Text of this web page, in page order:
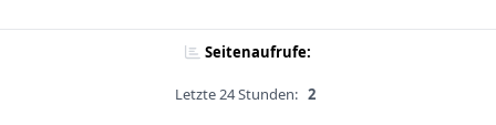
Seitenaufrufe:
Letzte 24 Stunden: 2